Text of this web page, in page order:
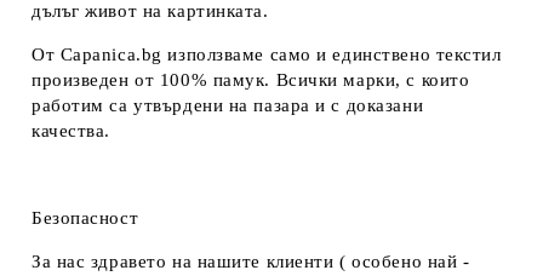
дълъг живот на картинката.
От Capanica.bg използваме само и единствено текстил
произведен от 100% памук. Всички марки, с които
работим са утвърдени на пазара и с доказани
качества.
Безопасност
За нас здравето на нашите клиенти ( особено най -